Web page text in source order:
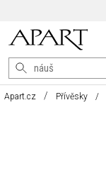
Apart.cz Přívěsky